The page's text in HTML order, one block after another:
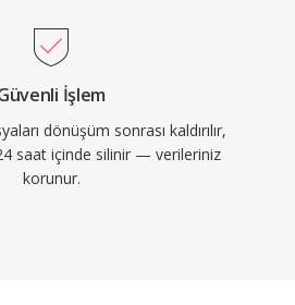
İşlem
dönüşüm sonrası kaldırılır,
24 saat içinde silinir — verileriniz
korunur.